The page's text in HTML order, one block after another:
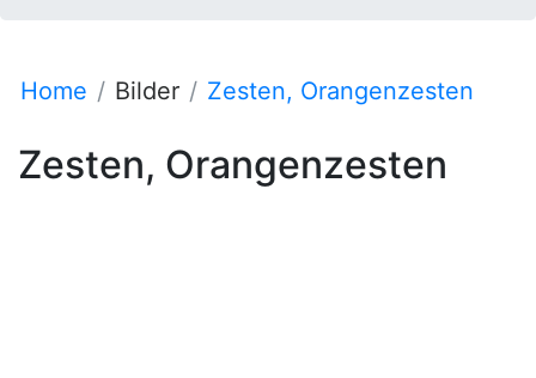
Home Bilder Zesten, Orangenzesten
Zesten, Orangenzesten